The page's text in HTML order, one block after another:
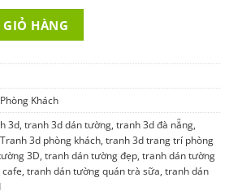
15526597 số lượng
HÀNG
Phòng Khách
3d, tranh 3d dán tường, tranh 3d đà nẵng,
Tranh 3d phòng khách, tranh 3d trang trí phòng
3D, tranh dán tường đẹp, tranh dán tường
, tranh dán tường quán trà sữa, tranh dán